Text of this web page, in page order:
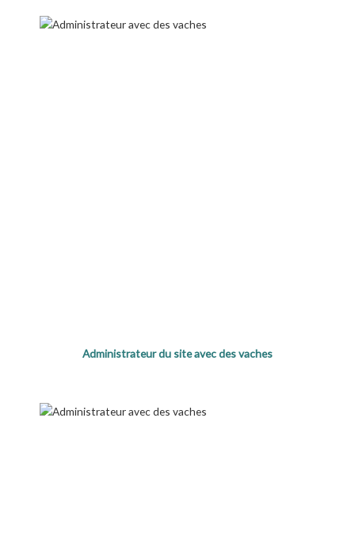
Administrateur du site avec des vaches